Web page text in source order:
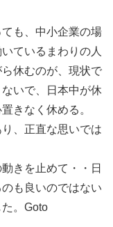
も、中小企業の場
ているまわりの人
休むのが、現状で
いで、日本中が休
きなく休める。
、正直な思いでは
きを止めて・・日
も良いのではない
。Goto